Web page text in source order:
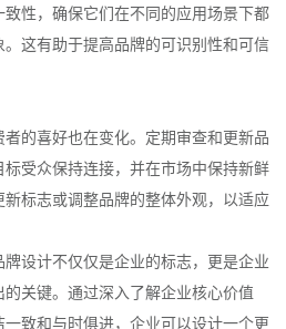
性，确保它们在不同的应用场景下都
这有助于提高品牌的可识别性和可信
的喜好也在变化。定期审查和更新品
受众保持连接，并在市场中保持新鲜
标志或调整品牌的整体外观，以适应
设计不仅仅是企业的标志，更是企业
关键。通过深入了解企业核心价值
致和与时俱进，企业可以设计一个更